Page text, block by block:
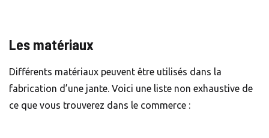
Les matériaux
Différents matériaux peuvent être utilisés dans la
fabrication d’une jante. Voici une liste non exhaustive de
ce que vous trouverez dans le commerce :